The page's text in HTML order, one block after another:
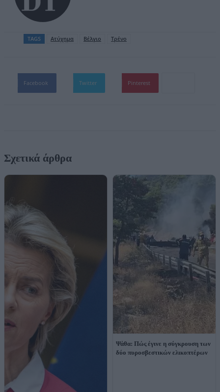
TAGS Ατύχημα Βέλγιο Τρένο
Facebook Twitter Pinterest
Σχετικά άρθρα
Ψάθα: Πώς έγινε η σύγκρουση των
δύο πυροσβεστικών ελικοπτέρων